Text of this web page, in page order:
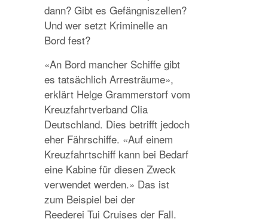
dann? Gibt es Gefängniszellen?
Und wer setzt Kriminelle an
Bord fest?
«An Bord mancher Schiffe gibt
es tatsächlich Arresträume»,
erklärt Helge Grammerstorf vom
Kreuzfahrtverband Clia
Deutschland. Dies betrifft jedoch
eher Fährschiffe. «Auf einem
Kreuzfahrtschiff kann bei Bedarf
eine Kabine für diesen Zweck
verwendet werden.» Das ist
zum Beispiel bei der
Reederei Tui Cruises der Fall.